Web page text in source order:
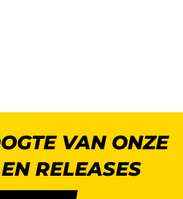
VAN ONZE
RELEASES